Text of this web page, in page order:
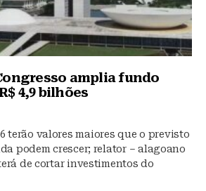
amplia fundo
4,9 bilhões
terão valores maiores que o previsto
podem crescer; relator – alagoano
de cortar investimentos do